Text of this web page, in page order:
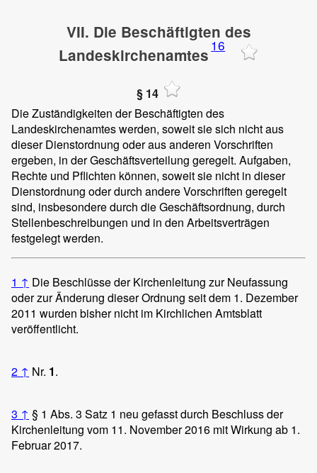
VII. Die Beschäftigten des
Landeskirchenamtes 16
§ 14
Die Zuständigkeiten der Beschäftigten des
Landeskirchenamtes werden, soweit sie sich nicht aus
dieser Dienstordnung oder aus anderen Vorschriften
ergeben, in der Geschäftsverteilung geregelt. Aufgaben,
Rechte und Pflichten können, soweit sie nicht in dieser
Dienstordnung oder durch andere Vorschriften geregelt
sind, insbesondere durch die Geschäftsordnung, durch
Stellenbeschreibungen und in den Arbeitsverträgen
festgelegt werden.
1 ↑ Die Beschlüsse der Kirchenleitung zur Neufassung
oder zur Änderung dieser Ordnung seit dem 1. Dezember
2011 wurden bisher nicht im Kirchlichen Amtsblatt
veröffentlicht.
2 ↑ Nr. 1.
3 ↑ § 1 Abs. 3 Satz 1 neu gefasst durch Beschluss der
Kirchenleitung vom 11. November 2016 mit Wirkung ab 1.
Februar 2017.